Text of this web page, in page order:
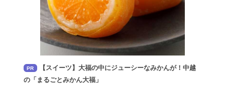
PR
【スイーツ】大福の中にジューシーなみかんが！中越
の「まるごとみかん大福」